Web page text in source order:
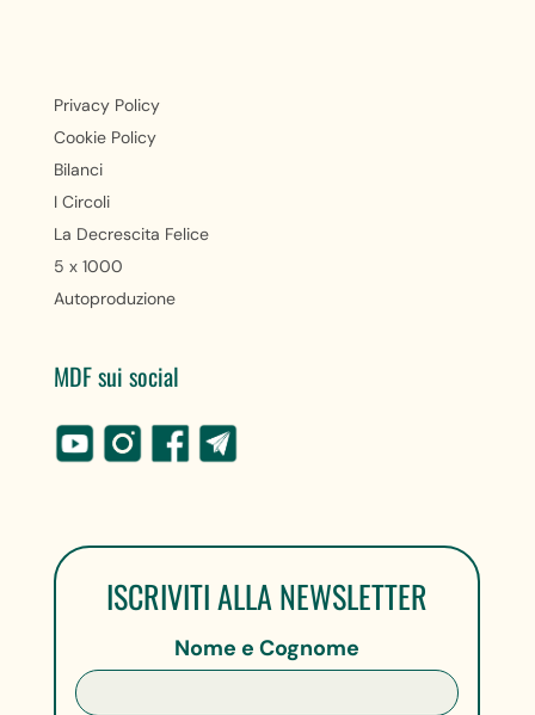
Privacy Policy
Cookie Policy
Bilanci
I Circoli
La Decrescita Felice
5 x 1000
Autoproduzione
MDF sui social
ISCRIVITI ALLA NEWSLETTER
Nome e Cognome